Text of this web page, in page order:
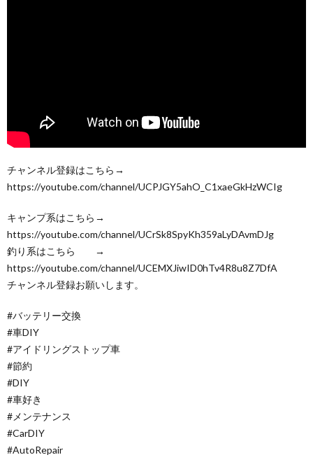
チャンネル登録はこちら→
https://youtube.com/channel/UCPJGY5ahO_C1xaeGkHzWCIg
キャンプ系はこちら→
https://youtube.com/channel/UCrSk8SpyKh359aLyDAvmDJg
釣り系はこちら →
https://youtube.com/channel/UCEMXJiwID0hTv4R8u8Z7DfA
チャンネル登録お願いします。
#バッテリー交換
#車DIY
#アイドリングストップ車
#節約
#DIY
#車好き
#メンテナンス
#CarDIY
#AutoRepair